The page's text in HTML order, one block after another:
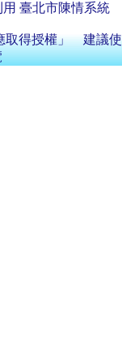
臺北市陳情系統
取得授權」 建議使